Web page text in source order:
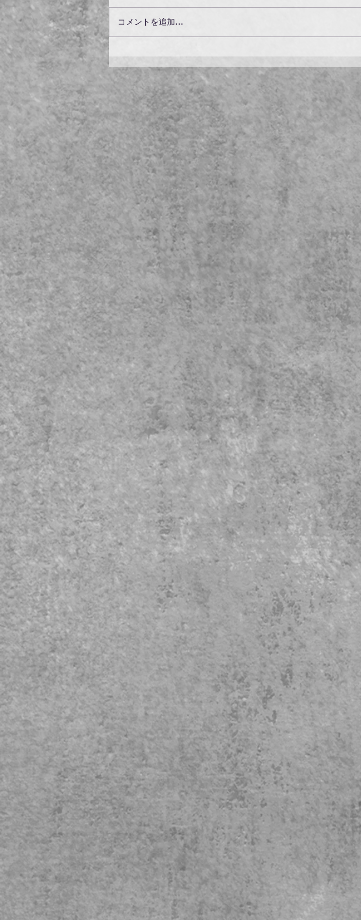
コメントを追加…